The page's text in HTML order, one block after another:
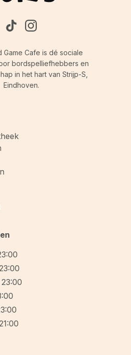
Game Cafe is dé sociale
bordspelliefhebbers en
in het hart van Strijp-S,
Eindhoven.